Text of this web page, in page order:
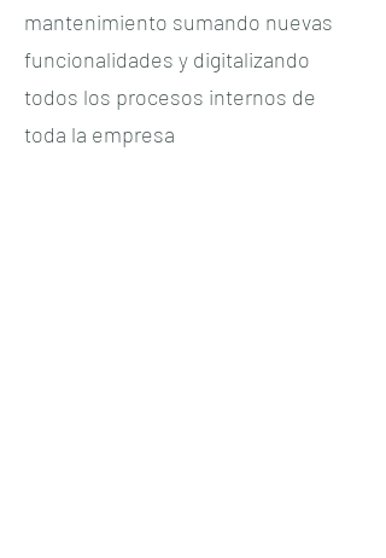
mantenimiento sumando nuevas
funcionalidades y digitalizando
todos los procesos internos de
toda la empresa